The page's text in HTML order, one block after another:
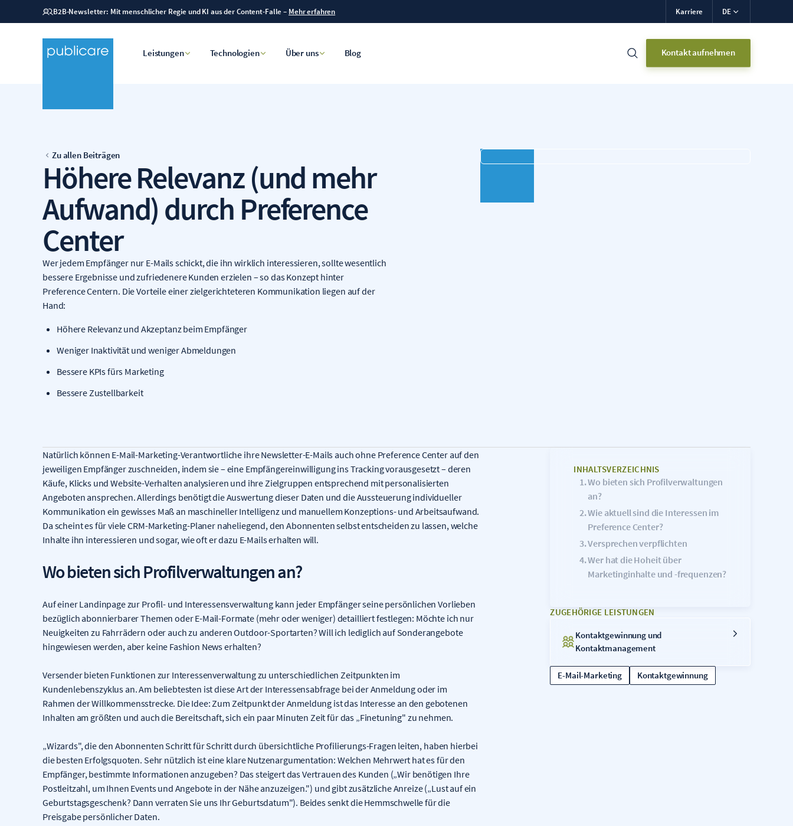
B2B-Newsletter: Mit menschlicher Regie und KI aus der Content-Falle – Mehr erfahren Karriere DE
Leistungen Technologien Über uns Blog Kontakt aufnehmen
Zu allen Beiträgen
Höhere Relevanz (und mehr
Aufwand) durch Preference
Center
Wer jedem Empfänger nur E-Mails schickt, die ihn wirklich interessieren, sollte wesentlich
bessere Ergebnisse und zufriedenere Kunden erzielen – so das Konzept hinter
Preference Centern. Die Vorteile einer zielgerichteteren Kommunikation liegen auf der
Hand:
Höhere Relevanz und Akzeptanz beim Empfänger
Weniger Inaktivität und weniger Abmeldungen
Bessere KPIs fürs Marketing
Bessere Zustellbarkeit
Natürlich können E-Mail-Marketing-Verantwortliche ihre Newsletter-E-Mails auch ohne Preference Center auf den
jeweiligen Empfänger zuschneiden, indem sie – eine Empfängereinwilligung ins Tracking vorausgesetzt – deren
Käufe, Klicks und Website-Verhalten analysieren und ihre Zielgruppen entsprechend mit personalisierten
Angeboten ansprechen. Allerdings benötigt die Auswertung dieser Daten und die Aussteuerung individueller
Kommunikation ein gewisses Maß an maschineller Intelligenz und manuellem Konzeptions- und Arbeitsaufwand.
Da scheint es für viele CRM-Marketing-Planer naheliegend, den Abonnenten selbst entscheiden zu lassen, welche
Inhalte ihn interessieren und sogar, wie oft er dazu E-Mails erhalten will.
Wo bieten sich Profilverwaltungen an?
Auf einer Landinpage zur Profil- und Interessensverwaltung kann jeder Empfänger seine persönlichen Vorlieben
bezüglich abonnierbarer Themen oder E-Mail-Formate (mehr oder weniger) detailliert festlegen: Möchte ich nur
Neuigkeiten zu Fahrrädern oder auch zu anderen Outdoor-Sportarten? Will ich lediglich auf Sonderangebote
hingewiesen werden, aber keine Fashion News erhalten?
Versender bieten Funktionen zur Interessenverwaltung zu unterschiedlichen Zeitpunkten im
Kundenlebenszyklus an. Am beliebtesten ist diese Art der Interessensabfrage bei der Anmeldung oder im
Rahmen der Willkommensstrecke. Die Idee: Zum Zeitpunkt der Anmeldung ist das Interesse an den gebotenen
Inhalten am größten und auch die Bereitschaft, sich ein paar Minuten Zeit für das „Finetuning" zu nehmen.
„Wizards", die den Abonnenten Schritt für Schritt durch übersichtliche Profilierungs-Fragen leiten, haben hierbei
die besten Erfolgsquoten. Sehr nützlich ist eine klare Nutzenargumentation: Welchen Mehrwert hat es für den
Empfänger, bestimmte Informationen anzugeben? Das steigert das Vertrauen des Kunden („Wir benötigen Ihre
Postleitzahl, um Ihnen Events und Angebote in der Nähe anzuzeigen.") und gibt zusätzliche Anreize („Lust auf ein
Geburtstagsgeschenk? Dann verraten Sie uns Ihr Geburtsdatum"). Beides senkt die Hemmschwelle für die
Preisgabe persönlicher Daten.
INHALTSVERZEICHNIS
Wo bieten sich Profilverwaltungen
an?
Wie aktuell sind die Interessen im
Preference Center?
Versprechen verpflichten
Wer hat die Hoheit über
Marketinginhalte und -frequenzen?
ZUGEHÖRIGE LEISTUNGEN
Kontaktgewinnung und
Kontaktmanagement
E-Mail-Marketing Kontaktgewinnung